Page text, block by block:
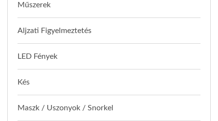
Műszerek
Aljzati Figyelmeztetés
LED Fények
Kés
Maszk / Uszonyok / Snorkel